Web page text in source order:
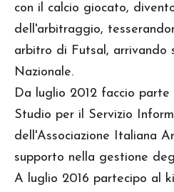
con il calcio giocato,
dell'arbitraggio,
arbitro di Futsal, arrivando
Nazionale.
Da luglio 2012 faccio parte
Studio per il Servizio
dell'Associazione Italiana
supporto nella gestione
A luglio 2016 partecipo al